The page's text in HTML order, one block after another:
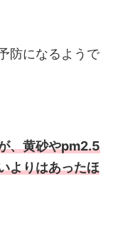
防になるようで
、黄砂やpm2.5
よりはあったほ